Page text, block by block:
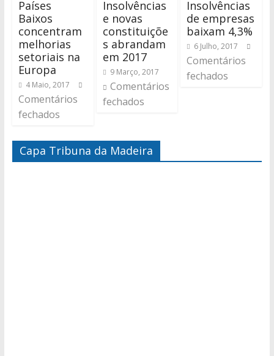
Países
Baixos
concentram
melhorias
setoriais na
Europa
4 Maio, 2017
Comentários
fechados
Insolvências
e novas
constituiçõe
s abrandam
em 2017
9 Março, 2017
Comentários
fechados
Insolvências
de empresas
baixam 4,3%
6 Julho, 2017
Comentários
fechados
Capa Tribuna da Madeira